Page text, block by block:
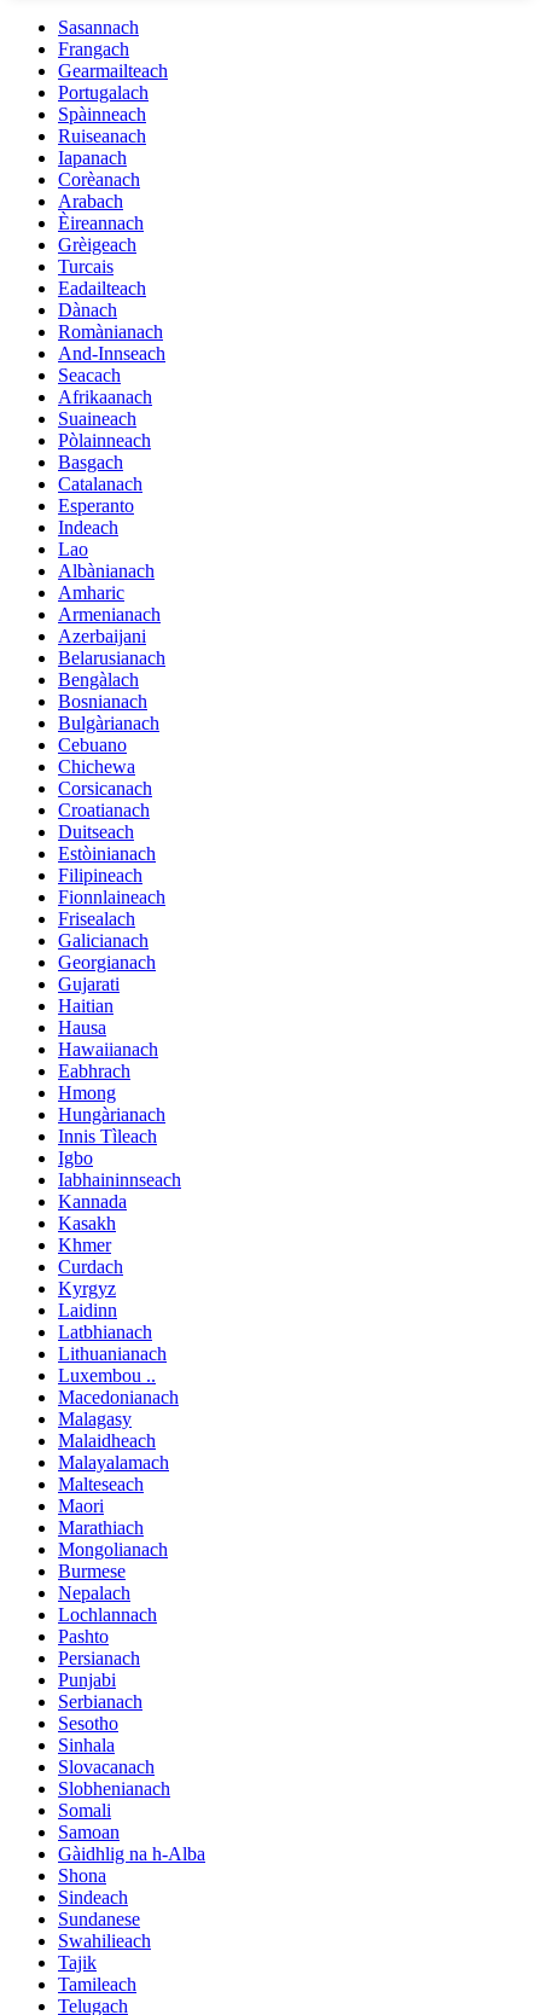
Sasannach
Frangach
Gearmailteach
Portugalach
Spàinneach
Ruiseanach
Iapanach
Corèanach
Arabach
Èireannach
Grèigeach
Turcais
Eadailteach
Dànach
Romànianach
And-Innseach
Seacach
Afrikaanach
Suaineach
Pòlainneach
Basgach
Catalanach
Esperanto
Indeach
Lao
Albànianach
Amharic
Armenianach
Azerbaijani
Belarusianach
Bengàlach
Bosnianach
Bulgàrianach
Cebuano
Chichewa
Corsicanach
Croatianach
Duitseach
Estòinianach
Filipineach
Fionnlaineach
Frisealach
Galicianach
Georgianach
Gujarati
Haitian
Hausa
Hawaiianach
Eabhrach
Hmong
Hungàrianach
Innis Tìleach
Igbo
Iabhaininnseach
Kannada
Kasakh
Khmer
Curdach
Kyrgyz
Laidinn
Latbhianach
Lithuanianach
Luxembou ..
Macedonianach
Malagasy
Malaidheach
Malayalamach
Malteseach
Maori
Marathiach
Mongolianach
Burmese
Nepalach
Lochlannach
Pashto
Persianach
Punjabi
Serbianach
Sesotho
Sinhala
Slovacanach
Slobhenianach
Somali
Samoan
Gàidhlig na h-Alba
Shona
Sindeach
Sundanese
Swahilieach
Tajik
Tamileach
Telugach